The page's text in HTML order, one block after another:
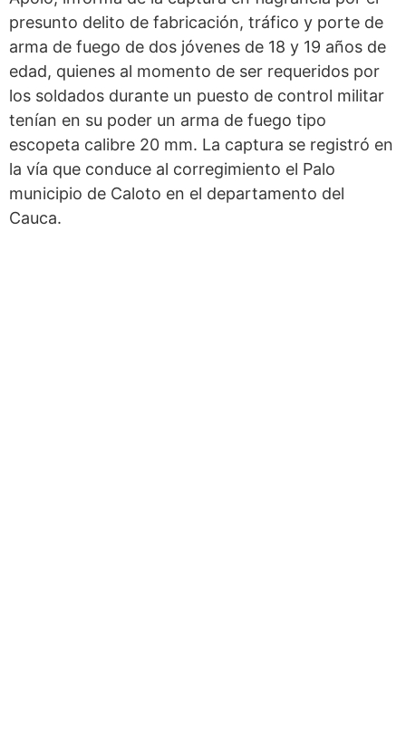
presunto delito de fabricación, tráfico y porte de
arma de fuego de dos jóvenes de 18 y 19 años de
edad, quienes al momento de ser requeridos por
los soldados durante un puesto de control militar
tenían en su poder un arma de fuego tipo
escopeta calibre 20 mm. La captura se registró en
la vía que conduce al corregimiento el Palo
municipio de Caloto en el departamento del
Cauca.